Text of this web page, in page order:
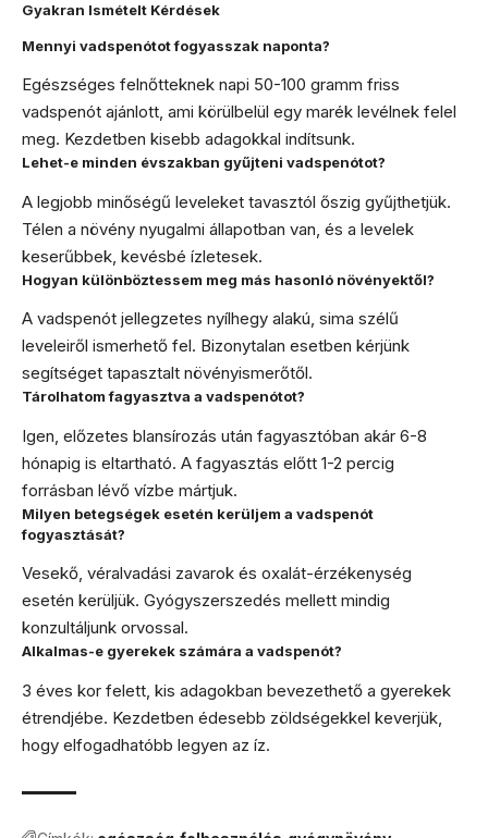
Gyakran Ismételt Kérdések
Mennyi vadspenótot fogyasszak naponta?
Egészséges felnőtteknek napi 50-100 gramm friss
vadspenót ajánlott, ami körülbelül egy marék levélnek felel
meg. Kezdetben kisebb adagokkal indítsunk.
Lehet-e minden évszakban gyűjteni vadspenótot?
A legjobb minőségű leveleket tavasztól őszig gyűjthetjük.
Télen a növény nyugalmi állapotban van, és a levelek
keserűbbek, kevésbé ízletesek.
Hogyan különböztessem meg más hasonló növényektől?
A vadspenót jellegzetes nyílhegy alakú, sima szélű
leveleiről ismerhető fel. Bizonytalan esetben kérjünk
segítséget tapasztalt növényismerőtől.
Tárolhatom fagyasztva a vadspenótot?
Igen, előzetes blansírozás után fagyasztóban akár 6-8
hónapig is eltartható. A fagyasztás előtt 1-2 percig
forrásban lévő vízbe mártjuk.
Milyen betegségek esetén kerüljem a vadspenót
fogyasztását?
Vesekő, véralvadási zavarok és oxalát-érzékenység
esetén kerüljük. Gyógyszerszedés mellett mindig
konzultáljunk orvossal.
Alkalmas-e gyerekek számára a vadspenót?
3 éves kor felett, kis adagokban bevezethető a gyerekek
étrendjébe. Kezdetben édesebb zöldségekkel keverjük,
hogy elfogadhatóbb legyen az íz.